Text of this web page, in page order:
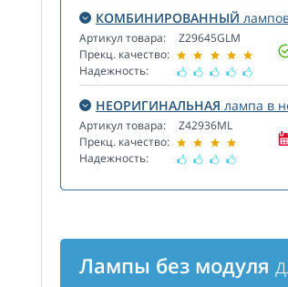
КОМБИНИРОВАННЫЙ
Артикул товара:
Прекц. качество:
Надежность:
Z29645GLM
НЕОРИГИНАЛЬНАЯ лампа в
Артикул товара:
Прекц. качество:
Надежность:
Z42936ML
Лампы без модуля